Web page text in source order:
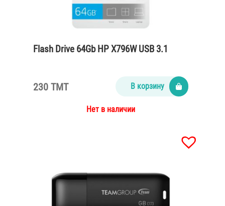
Flash Drive 64Gb HP X796W USB 3.1
230 TMT В корзину
Нет в наличии